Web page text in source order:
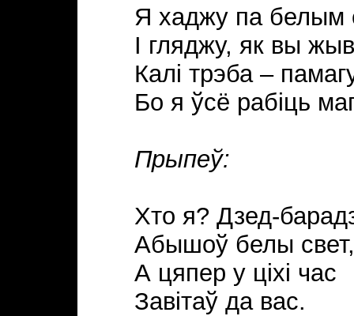
Я хаджу па белым
I гляджу, як вы
Калi трэба –
Бо я ўсё рабiць
Прыпеў:
Хто я? Дзед-
Абышоў белы свет,
А цяпер у цiхi час
Завiтаў да вас.